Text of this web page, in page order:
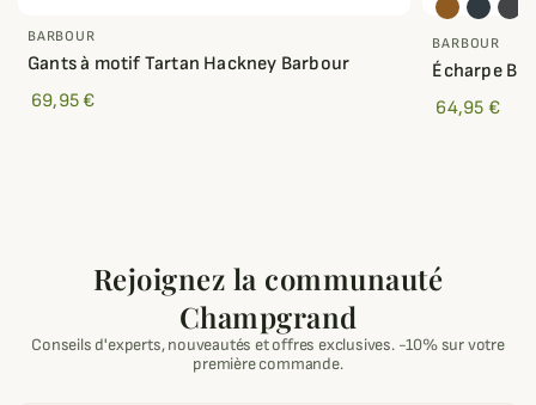
BARBOUR
Gants à motif Tartan Hackney Barbour
69,95 €
BARBOUR
Écharpe
64,95 €
Rejoignez la communauté
Champgrand
Conseils d'experts, nouveautés et offres exclusives. -10% sur votre
première commande.